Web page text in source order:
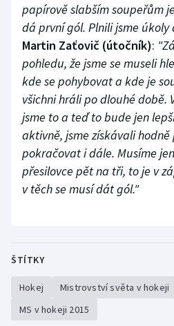
papírově slabším soupeřům
dá první gól. Plnili jsme úkoly
Martin Zaťovič (útočník):
pohledu, že jsme se museli
kde se pohybovat a kde je
všichni hráli po dlouhé době.
jsme to a teď to bude jen
aktivně, jsme získávali
pokračovat i dále. Musíme
přesilovce pět na tři, to je v
v těch se musí dát gól."
ŠTÍTKY
Hokej Mistrovství světa v hokeji
MS v hokeji 2015